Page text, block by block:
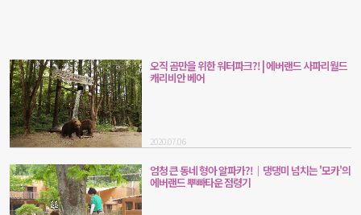
오직 곰만을 위한 워터파크?! | 에버랜드 사파리월드
캐리비안 베어
2020.07.06
엄청 큰 동네 형아 알파카?!｜댕댕미 넘치는 '모카'의
에버랜드 뿌빠타운 점령기